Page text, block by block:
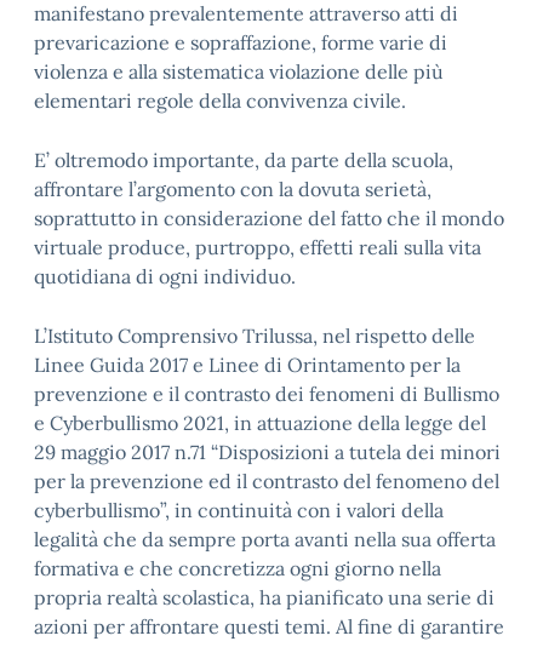
manifestano prevalentemente attraverso atti di
prevaricazione e sopraffazione, forme varie di
violenza e alla sistematica violazione delle più
elementari regole della convivenza civile.
E’ oltremodo importante, da parte della scuola,
affrontare l’argomento con la dovuta serietà,
soprattutto in considerazione del fatto che il mondo
virtuale produce, purtroppo, effetti reali sulla vita
quotidiana di ogni individuo.
L’Istituto Comprensivo Trilussa, nel rispetto delle
Linee Guida 2017 e Linee di Orintamento per la
prevenzione e il contrasto dei fenomeni di Bullismo
e Cyberbullismo 2021, in attuazione della legge del
29 maggio 2017 n.71 “Disposizioni a tutela dei minori
per la prevenzione ed il contrasto del fenomeno del
cyberbullismo”, in continuità con i valori della
legalità che da sempre porta avanti nella sua offerta
formativa e che concretizza ogni giorno nella
propria realtà scolastica, ha pianificato una serie di
azioni per affrontare questi temi. Al fine di garantire